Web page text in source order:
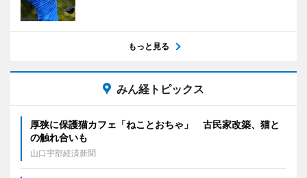
もっと見る
みん経トピックス
厚狭に保護猫カフェ「ねことおちゃ」 古民家改築、猫と
の触れ合いも
山口宇部経済新聞